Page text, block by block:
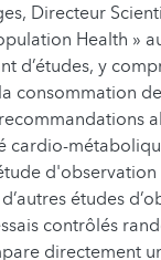
Directeur
Health »
d’études, y
consommation
cardio-
études
contrôlés
directement